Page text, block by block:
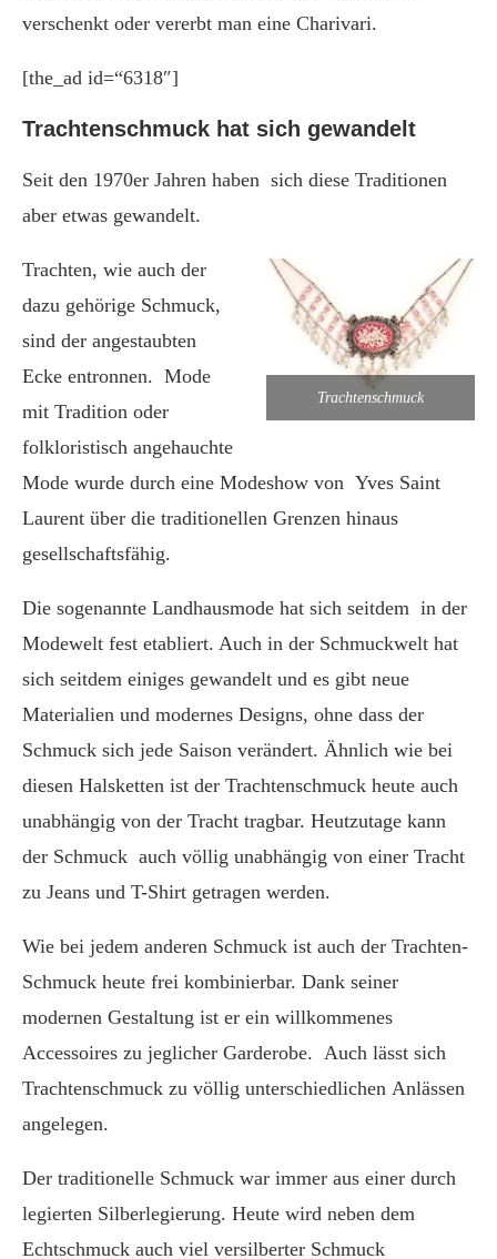
verschenkt oder vererbt man eine Charivari.
[the_ad id=“6318″]
Trachtenschmuck hat sich gewandelt
Seit den 1970er Jahren haben sich diese Traditionen
aber etwas gewandelt.
Trachtenschmuck
Trachten, wie auch der
dazu gehörige Schmuck,
sind der angestaubten
Ecke entronnen. Mode
mit Tradition oder
folkloristisch angehauchte
Mode wurde durch eine Modeshow von Yves Saint
Laurent über die traditionellen Grenzen hinaus
gesellschaftsfähig.
Die sogenannte Landhausmode hat sich seitdem in der
Modewelt fest etabliert. Auch in der Schmuckwelt hat
sich seitdem einiges gewandelt und es gibt neue
Materialien und modernes Designs, ohne dass der
Schmuck sich jede Saison verändert. Ähnlich wie bei
diesen Halsketten ist der Trachtenschmuck heute auch
unabhängig von der Tracht tragbar. Heutzutage kann
der Schmuck auch völlig unabhängig von einer Tracht
zu Jeans und T-Shirt getragen werden.
Wie bei jedem anderen Schmuck ist auch der Trachten-
Schmuck heute frei kombinierbar. Dank seiner
modernen Gestaltung ist er ein willkommenes
Accessoires zu jeglicher Garderobe. Auch lässt sich
Trachtenschmuck zu völlig unterschiedlichen Anlässen
angelegen.
Der traditionelle Schmuck war immer aus einer durch
legierten Silberlegierung. Heute wird neben dem
Echtschmuck auch viel versilberter Schmuck